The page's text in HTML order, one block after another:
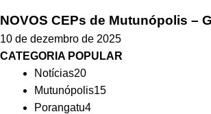
NOVOS CEPs de Mutunópolis –
10 de dezembro de 2025
CATEGORIA POPULAR
Notícias20
Mutunópolis15
Porangatu4